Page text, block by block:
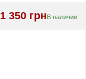
1 350 грн В наличии